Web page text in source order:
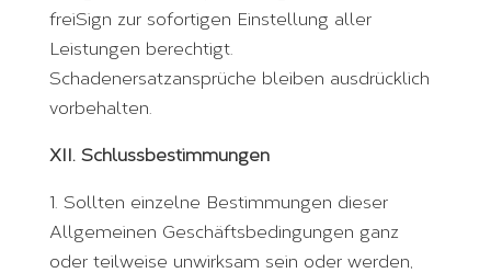
freiSign zur sofortigen Einstellung aller
Leistungen berechtigt.
Schadenersatzansprüche bleiben ausdrücklich
vorbehalten.
XII. Schlussbestimmungen
1. Sollten einzelne Bestimmungen dieser
Allgemeinen Geschäftsbedingungen ganz
oder teilweise unwirksam sein oder werden,